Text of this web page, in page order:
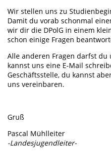
Wir stellen uns zu
Damit du vorab schonmal
wir dir die DPolG in einem
schon einige Fragen
Alle anderen Fragen darfst
kannst uns eine E-Mail
Geschäftsstelle, du kannst
uns vereinbaren.
Gruß
Pascal Mühlleiter
-Landesjugendleiter-